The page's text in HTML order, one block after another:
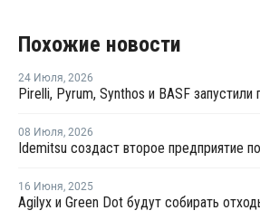
Похожие новости
24 Июля, 2026
08 Июля, 2026
16 Июня, 2025